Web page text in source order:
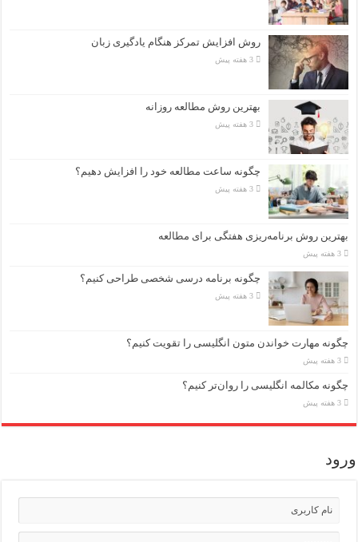
روش افزایش تمرکز هنگام یادگیری زبان
3 هفته پیش
بهترین روش مطالعه روزانه
3 هفته پیش
چگونه ساعت مطالعه خود را افزایش دهیم؟
3 هفته پیش
بهترین روش برنامه‌ریزی هفتگی برای مطالعه
3 هفته پیش
چگونه برنامه درسی شخصی طراحی کنیم؟
3 هفته پیش
چگونه مهارت خواندن متون انگلیسی را تقویت کنیم؟
3 هفته پیش
چگونه مکالمه انگلیسی را روان‌تر کنیم؟
3 هفته پیش
ورود